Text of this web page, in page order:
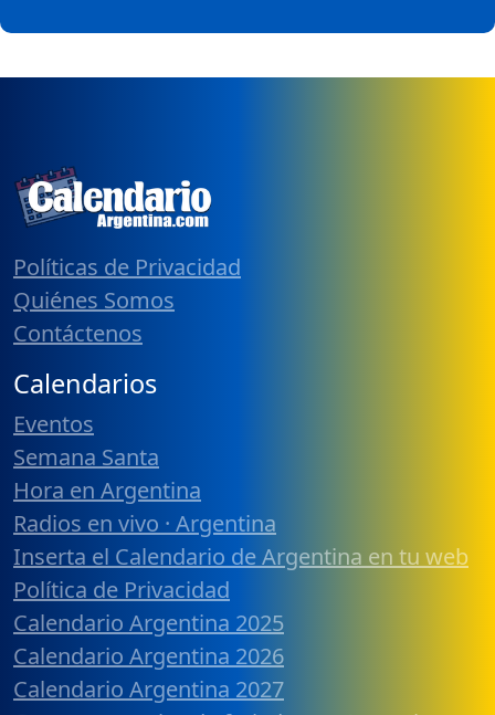
Políticas de Privacidad
Quiénes Somos
Contáctenos
Calendarios
Eventos
Semana Santa
Hora en Argentina
Radios en vivo · Argentina
Inserta el Calendario de Argentina en tu web
Política de Privacidad
Calendario Argentina 2025
Calendario Argentina 2026
Calendario Argentina 2027